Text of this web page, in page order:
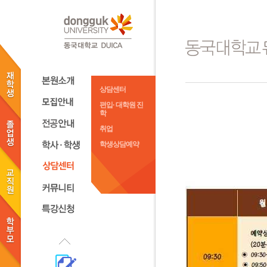
상담센터
편입· 대학원 진
학
취업
학생상담예약